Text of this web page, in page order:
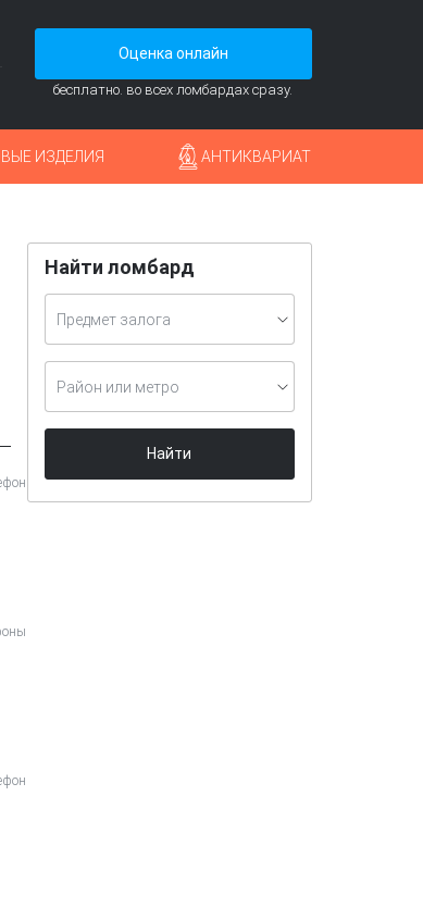
Оценка онлайн
бесплатно. во всех ломбардах сразу.
ИЗДЕЛИЯ АНТИКВАРИАТ
Найти ломбард
Предмет залога
Район или метро
Найти